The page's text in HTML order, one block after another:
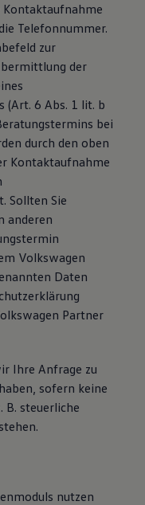
Telefonnummer.
zur
der
(Art. 6 Abs. 1 lit. b
bei
durch den oben
Kontaktaufnahme
Sollten Sie
anderen
Volkswagen
Daten
Partner
Ihre Anfrage zu
sofern keine
B. steuerliche
nutzen